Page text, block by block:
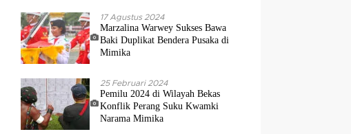
17 Agustus 2024
Marzalina Warwey Sukses Bawa
Baki Duplikat Bendera Pusaka di
Mimika
25 Februari 2024
Pemilu 2024 di Wilayah Bekas
Konflik Perang Suku Kwamki
Narama Mimika